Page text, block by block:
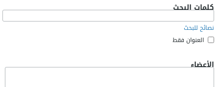
كلمات البحث
نصائح للبحث
العنوان فقط
الأعضاء